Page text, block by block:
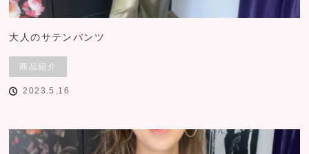
大人のサテンパンツ
商品紹介
2023.5.16